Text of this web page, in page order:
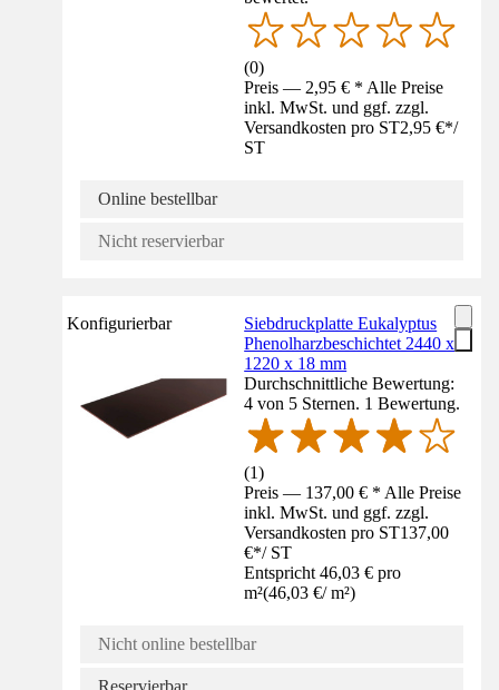
(0)
Preis — 2,95 € * Alle Preise
inkl. MwSt. und ggf. zzgl.
Versandkosten pro ST2,95 €*/
ST
Online bestellbar
Nicht reservierbar
Konfigurierbar
Siebdruckplatte Eukalyptus
Phenolharzbeschichtet 2440 x
1220 x 18 mm
Durchschnittliche Bewertung:
4 von 5 Sternen. 1 Bewertung.
(1)
Preis — 137,00 € * Alle Preise
inkl. MwSt. und ggf. zzgl.
Versandkosten pro ST137,00
€*/ ST
Entspricht 46,03 € pro
m²(46,03 €/ m²)
Nicht online bestellbar